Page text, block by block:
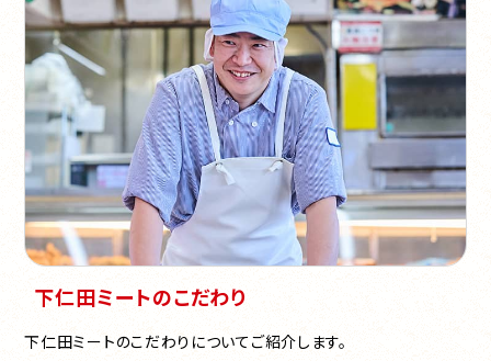
下仁田ミートのこだわり
下仁田ミートのこだわりについてご紹介します。